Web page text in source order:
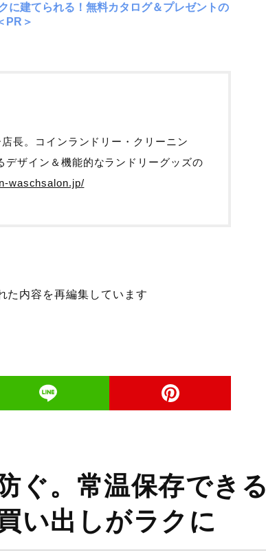
に建てられる！無料カタログ＆プレゼントの
PR＞
長。コインランドリー・クリーニン
デザイン＆機能的なランドリーグッズの
waschsalon.jp/
内容を再編集しています
ぐ。常温保存できる
い出しがラクに